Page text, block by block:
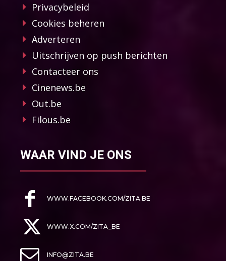
Privacybeleid
Cookies beheren
Adverteren
Uitschrijven op push berichten
Contacteer ons
Cinenews.be
Out.be
Filous.be
WAAR VIND JE ONS
WWW.FACEBOOK.COM/ZITA.BE
WWW.X.COM/ZITA_BE
INFO@ZITA.BE